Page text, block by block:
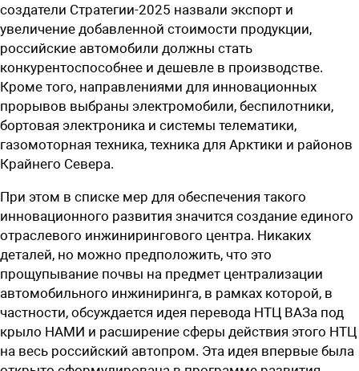
создатели Стратегии-2025 назвали экспорт и
увеличение добавленной стоимости продукции,
российские автомобили должны стать
конкурентоспособнее и дешевле в производстве.
Кроме того, направлениями для инновационных
прорывов выбраны электромобили, беспилотники,
бортовая электроника и системы телематики,
газомоторная техника, техника для Арктики и районов
Крайнего Севера.
При этом в списке мер для обеспечения такого
инновационного развития значится создание единого
отраслевого инжинирингового центра. Никаких
деталей, но можно предположить, что это
прощупывание почвы на предмет централизации
автомобильного инжиниринга, в рамках которой, в
частности, обсуждается идея перевода НТЦ ВАЗа под
крыло ­НАМИ и расширение сферы действия этого НТЦ
на весь российский автопром. Эта идея впервые была